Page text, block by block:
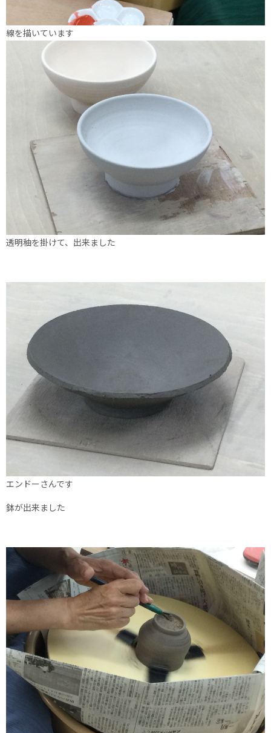
線を描いています
透明秞を掛けて、出来ました
エンドーさんです
鉢が出来ました